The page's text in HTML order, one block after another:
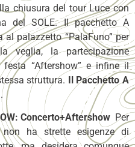
chiusura del tour Luce con
del SOLE. Il pacchetto A
al palazzetto “PalaFuno” per
veglia, la partecipazione
festa “Aftershow” e infine il
struttura. Il Pacchetto A
.
Concerto+Aftershow Per
ha strette esigenze di